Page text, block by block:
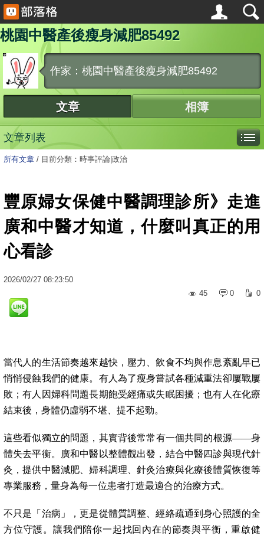
桃園中醫產後瘦身減肥85492
作家：桃園中醫產後瘦身減肥85492
文章 相簿
文章列表
所有文章 / 目前分類：時事評論|政治
豐原婦女保健中醫調理診所》走進
廣和中醫才知道，什麼叫真正的用
心看診
2026/02/27 08:23:50
45
0 0
當代人的生活節奏越來越快，壓力、飲食不均與作息紊亂早已
悄悄侵蝕我們的健康。有人為了瘦身嘗試各種減重法卻屢戰屢
敗；有人因婦科問題長期飽受經痛或失眠困擾；也有人在化療
結束後，身體仍虛弱不堪、提不起勁。
這些看似獨立的問題，其實背後常常有一個共同的根源——身
體失去平衡。廣和中醫以整體觀出發，結合中醫四診與現代針
灸，提供中醫減肥、婦科調理、針灸治療與化療後體質恢復等
專業服務，量身為每一位患者打造最適合的治療方式。
不只是「治病」，更是從體質調整、經絡疏通到身心照護的全
方位守護。讓我們陪你一起找回內在的節奏與平衡，重啟健